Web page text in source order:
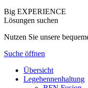
Big EXPERIENCE
Lösungen suchen
Nutzen Sie unsere
Suche öffnen
Übersicht
Legehennenhaltung